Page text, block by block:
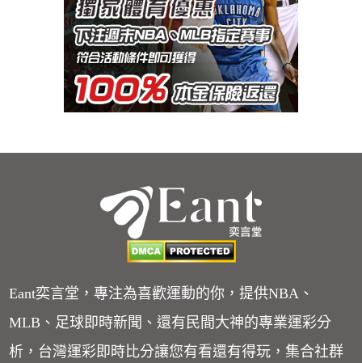
Eant奕言堂，專注為喜歡運動的你，提供NBA、
MLB、足球即時新聞、還有民間大神的專業運彩分
析，台灣運彩即時比分讓您有看還有得玩，集合社群